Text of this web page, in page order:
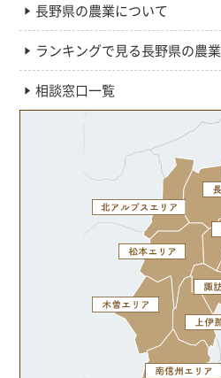
長野県の農業について
ランキングで見る長野県の農業
相談窓口一覧